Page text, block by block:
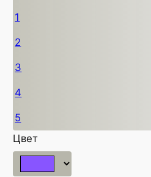
1
2
3
4
5
Цвет